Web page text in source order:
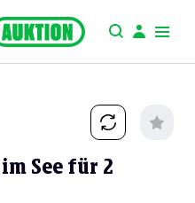
See für 2